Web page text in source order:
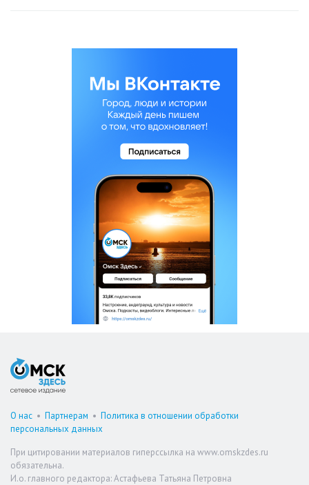
О нас • Партнерам • Политика в отношении обработки
персональных данных
При цитировании материалов гиперссылка на www.omskzdes.ru
обязательна.
И.о. главного редактора: Астафьева Татьяна Петровна